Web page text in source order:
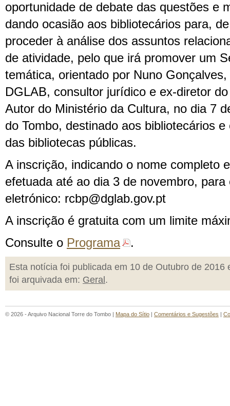
oportunidade de debate das questões e
dando ocasião aos bibliotecários para,
proceder à análise dos assuntos
de atividade, pelo que irá promover um
temática, orientado por Nuno
DGLAB, consultor jurídico e ex-diretor
Autor do Ministério da Cultura, no dia 7
do Tombo, destinado aos bibliotecários
das bibliotecas públicas.
A inscrição, indicando o nome completo
efetuada até ao dia 3 de novembro,
eletrónico: rcbp@dglab.gov.pt
A inscrição é gratuita com um limite
Consulte o Programa .
Esta notícia foi publicada em 10 de Outubro de 2016
foi arquivada em: Geral .
© 2026 - Arquivo Nacional Torre do Tombo | Mapa do Sítio | Comentários e Sugestões |